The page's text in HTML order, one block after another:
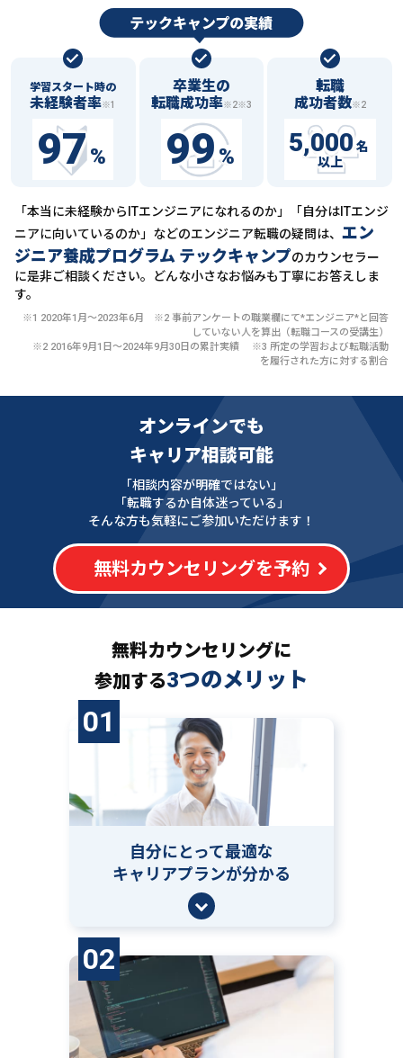
学習スタート時の
未経験者率※1
97%
卒業生の
転職成功率※2※3
99%
転職
成功者数※2
5,000 名
以上
「本当に未経験からITエンジニアになれるのか」「自分はITエンジ
ニアに向いているのか」などのエンジニア転職の疑問は、 エン
ジニア養成プログラム テックキャンプのカウンセラー
に是非ご相談ください。どんな小さなお悩みも丁寧にお答えしま
す。
※1 2020年1月〜2023年6月 ※2 事前アンケートの職業欄にて*エンジニア*と回答
していない人を算出（転職コースの受講生）
※2 2016年9月1日〜2024年9月30日の累計実績 ※3 所定の学習および転職活動
を履行された方に対する割合
オンラインでも
キャリア相談可能
「相談内容が明確ではない」
「転職するか自体迷っている」
そんな方も気軽にご参加いただけます！
無料カウンセリングを予約
無料カウンセリングに
参加する3つのメリット
01
自分にとって最適な
キャリアプランが分かる
02